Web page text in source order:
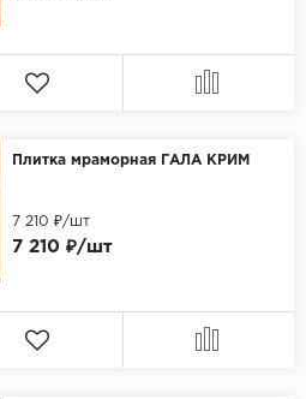
Плитка мраморная ГАЛА КРИМ
7 210 ₽/шт
7 210 ₽/шт